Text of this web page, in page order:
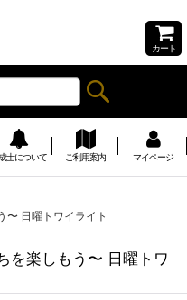
カート
士について ご利用案内 マイページ
〜 日曜トワイライト
を楽しもう〜 日曜トワ